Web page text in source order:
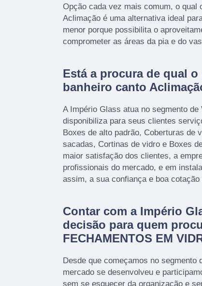
Opção cada vez mais comum, o qual
Aclimação é uma alternativa ideal
menor porque possibilita o
comprometer as áreas da pia e do
Está a procura de qual
banheiro canto
A Império Glass atua no segmento
disponibiliza para seus clientes
Boxes de alto padrão, Coberturas de
sacadas, Cortinas de vidro e Boxes
maior satisfação dos clientes, a
profissionais do mercado, e em
assim, a sua confiança e boa cotação
Contar com a Império
decisão para quem
FECHAMENTOS EM
Desde que começamos no segmento
mercado se desenvolveu e
sem se esquecer da organização e